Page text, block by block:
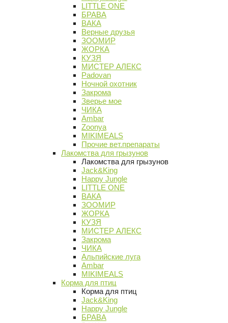
LITTLE ONE
БРАВА
ВАКА
Верные друзья
ЗООМИР
ЖОРКА
КУЗЯ
МИСТЕР АЛЕКС
Padovan
Ночной охотник
Закрома
Зверье мое
ЧИКА
Ambar
Zoonya
MIKIMEALS
Прочие вет.препараты
Лакомства для грызунов
Лакомства для грызунов
Jack&King
Happy Jungle
LITTLE ONE
ВАКА
ЗООМИР
ЖОРКА
КУЗЯ
МИСТЕР АЛЕКС
Закрома
ЧИКА
Альпийские луга
Ambar
MIKIMEALS
Корма для птиц
Корма для птиц
Jack&King
Happy Jungle
БРАВА